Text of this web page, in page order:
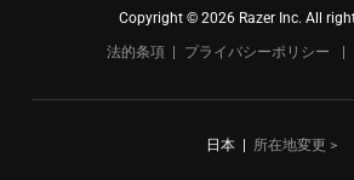
Copyright © 2026 Razer Inc. All
法的条項
プライバシーポリシー
日本 所在地変更 >